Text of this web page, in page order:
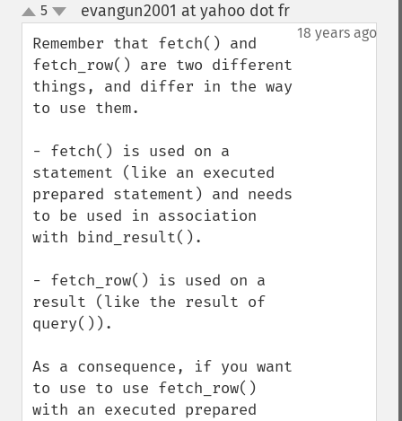
up
down
5 evangun2001 at yahoo dot fr¶
18 years ago
Remember that fetch() and
fetch_row() are two different
things, and differ in the way
to use them.
- fetch() is used on a
statement (like an executed
prepared statement) and needs
to be used in association
with bind_result().
- fetch_row() is used on a
result (like the result of
query()).
As a consequence, if you want
to use to use fetch_row()
with an executed prepared